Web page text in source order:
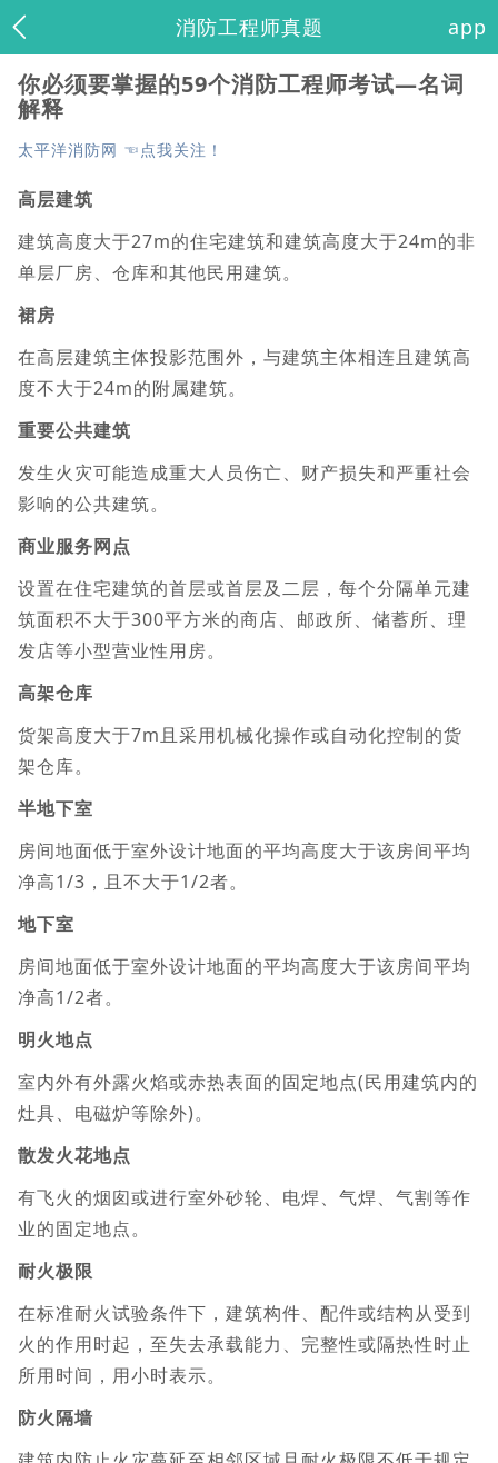
消防工程师真题 app
你必须要掌握的59个消防工程师考试—名词
解释
太平洋消防网 ☜点我关注！
高层建筑
建筑高度大于27m的住宅建筑和建筑高度大于24m的非
单层厂房、仓库和其他民用建筑。
裙房
在高层建筑主体投影范围外，与建筑主体相连且建筑高
度不大于24m的附属建筑。
重要公共建筑
发生火灾可能造成重大人员伤亡、财产损失和严重社会
影响的公共建筑。
商业服务网点
设置在住宅建筑的首层或首层及二层，每个分隔单元建
筑面积不大于300平方米的商店、邮政所、储蓄所、理
发店等小型营业性用房。
高架仓库
货架高度大于7m且采用机械化操作或自动化控制的货
架仓库。
半地下室
房间地面低于室外设计地面的平均高度大于该房间平均
净高1/3，且不大于1/2者。
地下室
房间地面低于室外设计地面的平均高度大于该房间平均
净高1/2者。
明火地点
室内外有外露火焰或赤热表面的固定地点(民用建筑内的
灶具、电磁炉等除外)。
散发火花地点
有飞火的烟囱或进行室外砂轮、电焊、气焊、气割等作
业的固定地点。
耐火极限
在标准耐火试验条件下，建筑构件、配件或结构从受到
火的作用时起，至失去承载能力、完整性或隔热性时止
所用时间，用小时表示。
防火隔墙